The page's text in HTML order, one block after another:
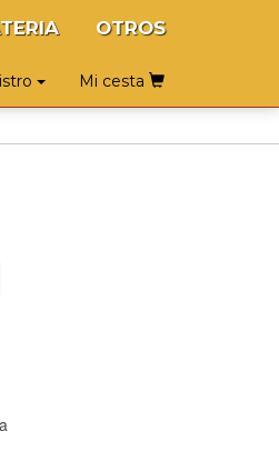
OTROS
Mi cesta